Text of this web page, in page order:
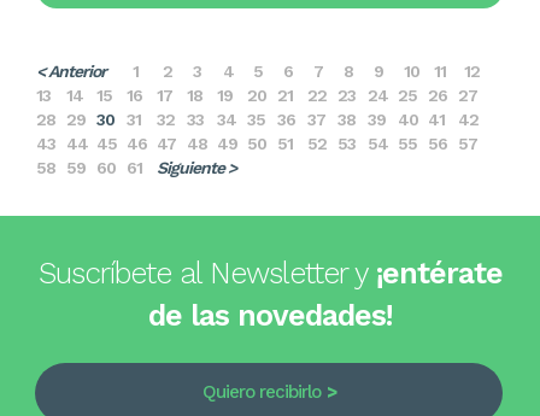
< Anterior 1 2 3 4 5 6 7 8 9 10 11
12
13
14 15 16 17 18 19 20 21 22 23 24 25 26
27
28
29 30 31 32 33 34 35 36 37 38 39 40 41
42
43
44 45 46 47 48 49 50 51 52 53 54 55 56
57
58
59 60 61 Siguiente >
Suscríbete al Newsletter y ¡entérate
de las novedades!
Quiero recibirlo